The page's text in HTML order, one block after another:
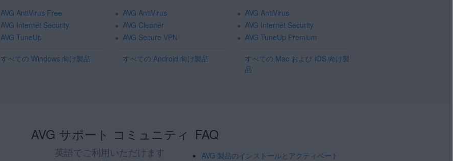
AVG AntiVirus Free
AVG Internet Security
AVG TuneUp
すべての Windows 向け製品
AVG AntiVirus
AVG Cleaner
AVG Secure VPN
すべての Android 向け製品
AVG AntiVirus
AVG Internet Security
AVG TuneUp Premium
すべての Mac および iOS 向け製
品
AVG サポート コミュニティ
英語でご利用いただけます
FAQ
AVG 製品のインストールとアクティベート